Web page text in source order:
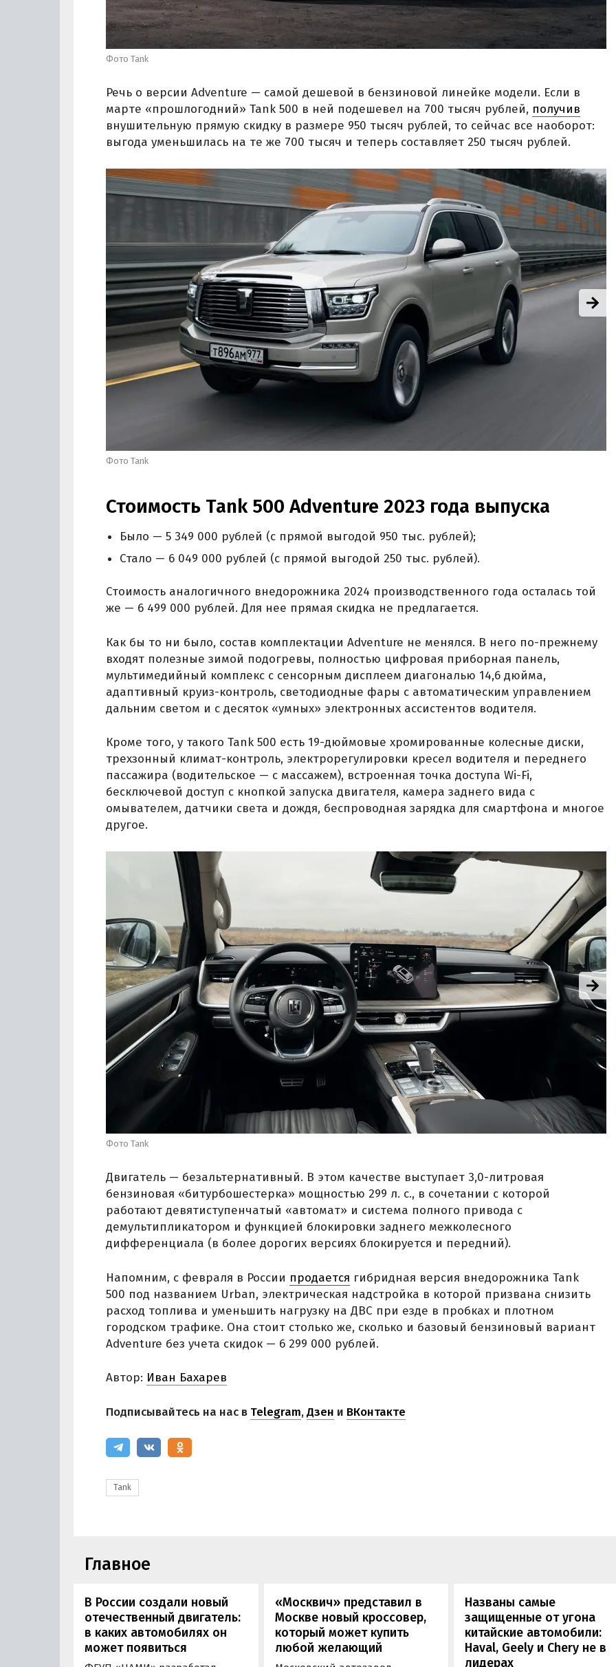
Фото Tank
Речь о версии Adventure — самой дешевой в бензиновой линейке модели. Если в
марте «прошлогодний» Tank 500 в ней подешевел на 700 тысяч рублей, получив
внушительную прямую скидку в размере 950 тысяч рублей, то сейчас все наоборот:
выгода уменьшилась на те же 700 тысяч и теперь составляет 250 тысяч рублей.
Фото Tank
Стоимость Tank 500 Adventure 2023 года выпуска
Было — 5 349 000 рублей (с прямой выгодой 950 тыс. рублей);
Стало — 6 049 000 рублей (с прямой выгодой 250 тыс. рублей).
Стоимость аналогичного внедорожника 2024 производственного года осталась той
же — 6 499 000 рублей. Для нее прямая скидка не предлагается.
Как бы то ни было, состав комплектации Adventure не менялся. В него по-прежнему
входят полезные зимой подогревы, полностью цифровая приборная панель,
мультимедийный комплекс с сенсорным дисплеем диагональю 14,6 дюйма,
адаптивный круиз-контроль, светодиодные фары с автоматическим управлением
дальним светом и с десяток «умных» электронных ассистентов водителя.
Кроме того, у такого Tank 500 есть 19-дюймовые хромированные колесные диски,
трехзонный климат-контроль, электрорегулировки кресел водителя и переднего
пассажира (водительское — с массажем), встроенная точка доступа Wi-Fi,
бесключевой доступ с кнопкой запуска двигателя, камера заднего вида с
омывателем, датчики света и дождя, беспроводная зарядка для смартфона и многое
другое.
Фото Tank
Двигатель — безальтернативный. В этом качестве выступает 3,0-литровая
бензиновая «битурбошестерка» мощностью 299 л. с., в сочетании с которой
работают девятиступенчатый «автомат» и система полного привода с
демультипликатором и функцией блокировки заднего межколесного
дифференциала (в более дорогих версиях блокируется и передний).
Напомним, с февраля в России продается гибридная версия внедорожника Tank
500 под названием Urban, электрическая надстройка в которой призвана снизить
расход топлива и уменьшить нагрузку на ДВС при езде в пробках и плотном
городском трафике. Она стоит столько же, сколько и базовый бензиновый вариант
Adventure без учета скидок — 6 299 000 рублей.
Автор: Иван Бахарев
Подписывайтесь на нас в Telegram,Дзен и ВКонтакте
Tank
Главное
В России создали новый
отечественный двигатель:
в каких автомобилях он
может появиться
«Москвич» представил в
Москве новый кроссовер,
который может купить
любой желающий
Названы самые
защищенные от угона
китайские автомобили:
Haval, Geely и Chery не в
лидерах